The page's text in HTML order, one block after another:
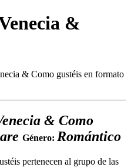
&
& Como gustéis en formato
& Como
Género: Romántico
pertenecen al grupo de las